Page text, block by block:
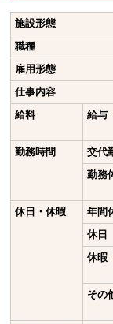
施設形態
職種
雇用形態
仕事内容
給料
給与
勤務時間
交代
勤務
休日・休暇
年間
休日
休暇
その